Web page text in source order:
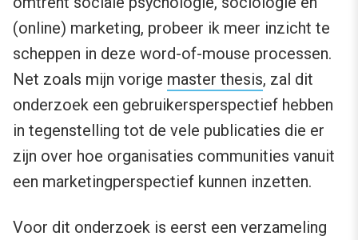
(online) marketing, probeer ik meer inzicht te
scheppen in deze word-of-mouse processen.
Net zoals mijn vorige master thesis, zal dit
onderzoek een gebruikersperspectief hebben
in tegenstelling tot de vele publicaties die er
zijn over hoe organisaties communities vanuit
een marketingperspectief kunnen inzetten.
Voor dit onderzoek is eerst een verzameling